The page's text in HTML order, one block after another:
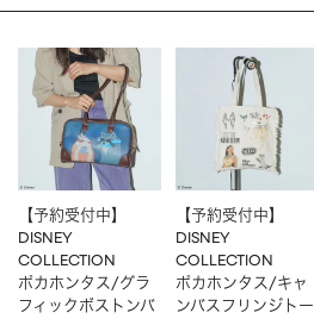
MOBILEモバイル
ACCESSORYアクセサリー
【予約受付中】
DISNEY
COLLECTION
ポカホンタス/グラ
フィックボストンバ
【予約受付中】
DISNEY
COLLECTION
ポカホンタス/キャ
ンバスフリンジトー